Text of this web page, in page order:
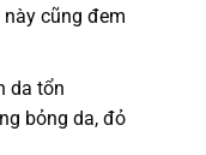
cũng đem
da tổn
bỏng da, đỏ